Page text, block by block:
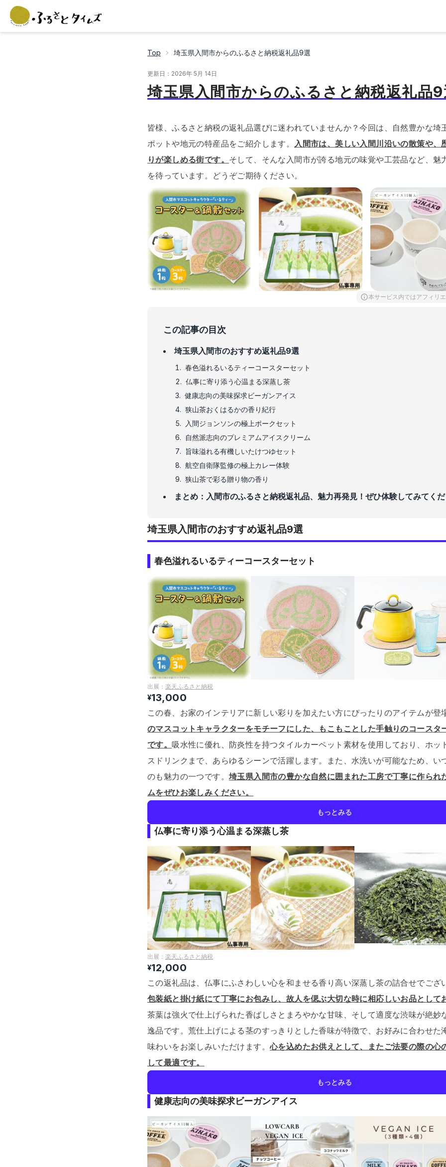
Top 埼玉県入間市からのふるさと納税返礼品9選
更新日： 2026年 5月 14日
埼玉県入間市からのふるさと納税返礼品
皆様、ふるさと納税の返礼品選びに迷われていませんか？今回は、自然豊かな埼
ポットや地元の特産品をご紹介します。 入間市は、美しい入間川沿いの散策や、
りが楽しめる街です。 そして、そんな入間市が誇る地元の味覚や工芸品など、魅
を待っています。 どうぞご期待ください。
本サービス内ではアフィリ
この記事の目次
埼玉県入間市のおすすめ返礼品9選
春色溢れるいるティーコースターセット
仏事に寄り添う心温まる深蒸し茶
健康志向の美味探求ビーガンアイス
狭山茶おくはるかの香り紀行
入間ジョンソンの極上ポークセット
自然派志向のプレミアムアイスクリーム
旨味溢れる有機しいたけつゆセット
航空自衛隊監修の極上カレー体験
狭山茶で彩る贈り物の香り
まとめ：入間市のふるさと納税返礼品、魅力再発見！ぜひ体験してみてく
埼玉県入間市のおすすめ返礼品9選
春色溢れるいるティーコースターセット
出展： 楽天ふるさと納税
¥13,000
この春、お家のインテリアに新しい彩りを加えたい方にぴったりのアイテムが登
のマスコットキャラクターをモチーフにした、もこもことした手触りのコースタ
です。吸水性に優れ、防炎性を持つタイルカーペット素材を使用しており、ホッ
スドリンクまで、あらゆるシーンで活躍します。
また、水洗いが可能なため、い
のも魅力の一つです。 埼玉県入間市の豊かな自然に囲まれた工房で丁寧に作られ
ムをぜひお楽しみください。
もっとみる
仏事に寄り添う心温まる深蒸し茶
出展： 楽天ふるさと納税
¥12,000
この返礼品は、仏事にふさわしい心を和ませる香り高い深蒸し茶の詰合せでござ
包装紙と掛け紙にて丁寧にお包みし、故人を偲ぶ大切な時に相応しいお品として
茶葉は強火で仕上げられた香ばしさとまろやかな甘味、そして適度な渋味が絶妙
逸品です。 荒仕上げによる茎のすっきりとした香味が特徴で、お好みに合わせた
味わいをお楽しみいただけます。心を込めたお供えとして、またご法要の際の心
して最適です。
もっとみる
健康志向の美味探求ビーガンアイス